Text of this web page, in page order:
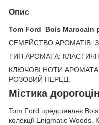
Опис
Tom Ford Bois Marocain
CЕМЕЙСТВО АРОМАТІВ:
ТИП АРОМАТА:
КЛЮЧОВІ НОТИ
РОЗОВИЙ ПЕРЕЦ.
Містика
Tom Ford представляє
колекції Enigmatic Woods.